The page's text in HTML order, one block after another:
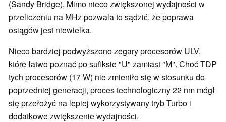
(Sandy Bridge). Mimo nieco zwiększonej wydajności w
przeliczeniu na MHz pozwala to sądzić, że poprawa
osiągów jest niewielka.
Nieco bardziej podwyższono zegary procesorów ULV,
które łatwo poznać po sufiksie "U" zamiast "M". Choć TDP
tych procesorów (17 W) nie zmieniło się w stosunku do
poprzedniej generacji, proces technologiczny 22 nm mógł
się przełożyć na lepiej wykorzystywany tryb Turbo i
dodatkowe zwiększenie wydajności.